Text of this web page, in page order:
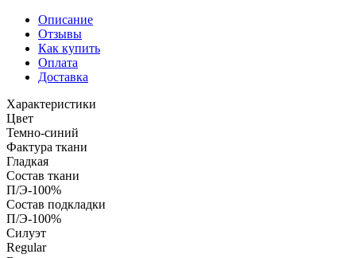
Описание
Отзывы
Как купить
Оплата
Доставка
Характеристики
Цвет
Темно-синий
Фактура ткани
Гладкая
Состав ткани
П/Э-100%
Состав подкладки
П/Э-100%
Силуэт
Regular